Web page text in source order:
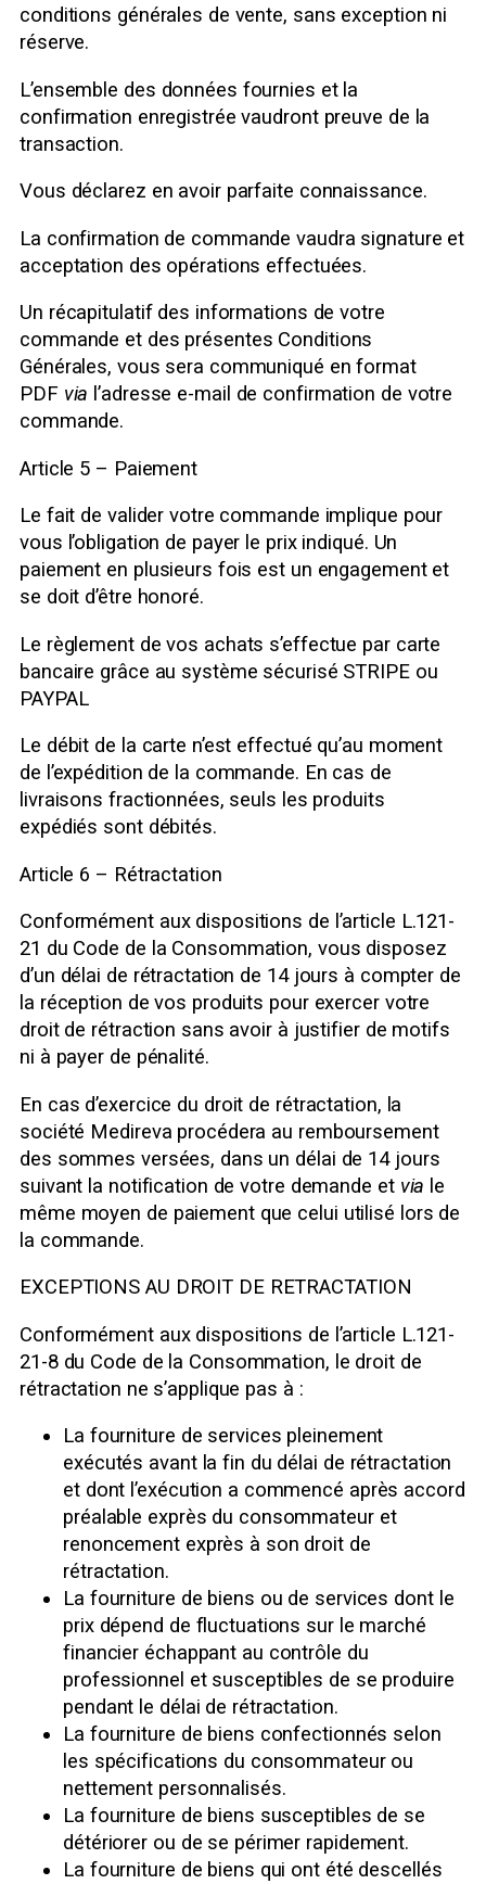
conditions générales de vente, sans exception ni
réserve.
L’ensemble des données fournies et la
confirmation enregistrée vaudront preuve de la
transaction.
Vous déclarez en avoir parfaite connaissance.
La confirmation de commande vaudra signature et
acceptation des opérations effectuées.
Un récapitulatif des informations de votre
commande et des présentes Conditions
Générales, vous sera communiqué en format
PDF via l’adresse e-mail de confirmation de votre
commande.
Article 5 – Paiement
Le fait de valider votre commande implique pour
vous l’obligation de payer le prix indiqué. Un
paiement en plusieurs fois est un engagement et
se doit d’être honoré.
Le règlement de vos achats s’effectue par carte
bancaire grâce au système sécurisé STRIPE ou
PAYPAL
Le débit de la carte n’est effectué qu’au moment
de l’expédition de la commande. En cas de
livraisons fractionnées, seuls les produits
expédiés sont débités.
Article 6 – Rétractation
Conformément aux dispositions de l’article L.121-
21 du Code de la Consommation, vous disposez
d’un délai de rétractation de 14 jours à compter de
la réception de vos produits pour exercer votre
droit de rétraction sans avoir à justifier de motifs
ni à payer de pénalité.
En cas d’exercice du droit de rétractation, la
société Medireva procédera au remboursement
des sommes versées, dans un délai de 14 jours
suivant la notification de votre demande et via le
même moyen de paiement que celui utilisé lors de
la commande.
EXCEPTIONS AU DROIT DE RETRACTATION
Conformément aux dispositions de l’article L.121-
21-8 du Code de la Consommation, le droit de
rétractation ne s’applique pas à :
La fourniture de services pleinement
exécutés avant la fin du délai de rétractation
et dont l’exécution a commencé après accord
préalable exprès du consommateur et
renoncement exprès à son droit de
rétractation.
La fourniture de biens ou de services dont le
prix dépend de fluctuations sur le marché
financier échappant au contrôle du
professionnel et susceptibles de se produire
pendant le délai de rétractation.
La fourniture de biens confectionnés selon
les spécifications du consommateur ou
nettement personnalisés.
La fourniture de biens susceptibles de se
détériorer ou de se périmer rapidement.
La fourniture de biens qui ont été descellés